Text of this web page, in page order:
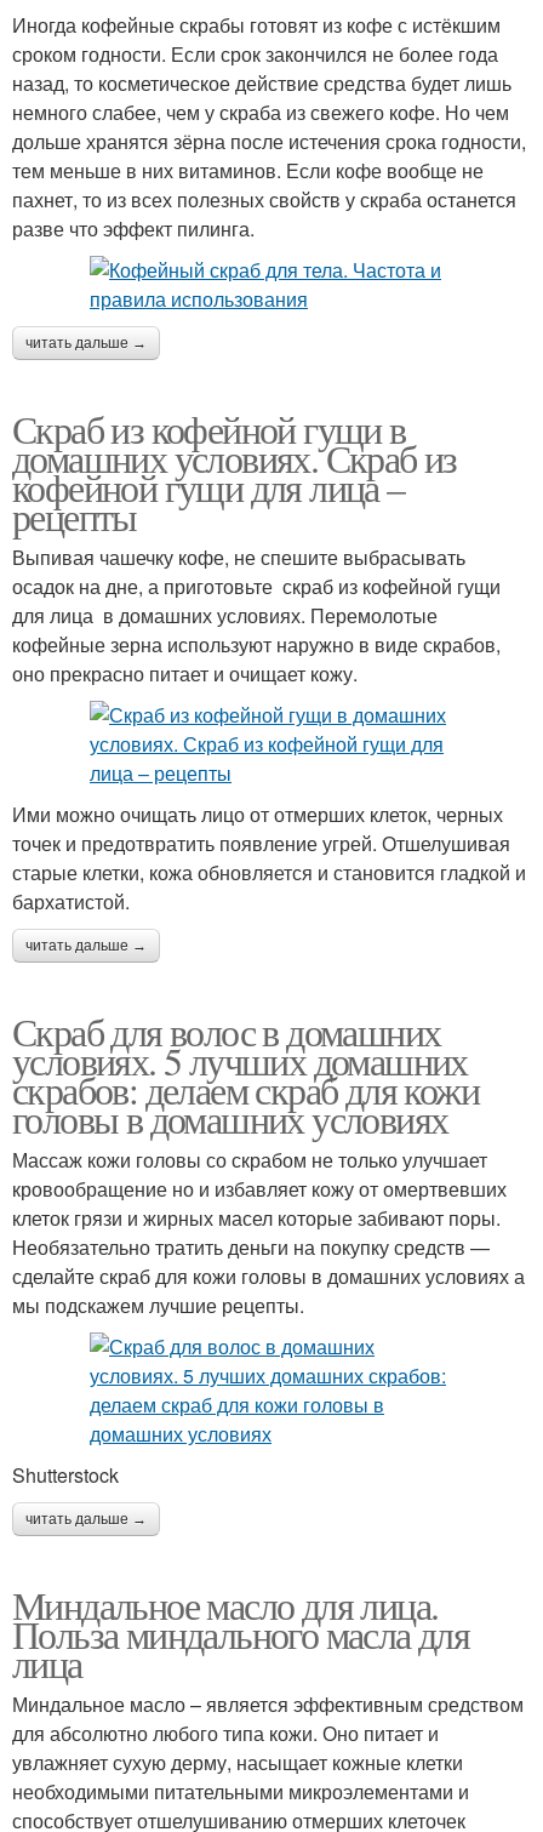
Иногда кофейные скрабы готовят из кофе с истёкшим
сроком годности. Если срок закончился не более года
назад, то косметическое действие средства будет лишь
немного слабее, чем у скраба из свежего кофе. Но чем
дольше хранятся зёрна после истечения срока годности,
тем меньше в них витаминов. Если кофе вообще не
пахнет, то из всех полезных свойств у скраба останется
разве что эффект пилинга.
читать дальше →
Скраб из кофейной гущи в
домашних условиях. Скраб из
кофейной гущи для лица –
рецепты
Выпивая чашечку кофе, не спешите выбрасывать
осадок на дне, а приготовьте скраб из кофейной гущи
для лица в домашних условиях. Перемолотые
кофейные зерна используют наружно в виде скрабов,
оно прекрасно питает и очищает кожу.
Ими можно очищать лицо от отмерших клеток, черных
точек и предотвратить появление угрей. Отшелушивая
старые клетки, кожа обновляется и становится гладкой и
бархатистой.
читать дальше →
Скраб для волос в домашних
условиях. 5 лучших домашних
скрабов: делаем скраб для кожи
головы в домашних условиях
Массаж кожи головы со скрабом не только улучшает
кровообращение но и избавляет кожу от омертвевших
клеток грязи и жирных масел которые забивают поры.
Необязательно тратить деньги на покупку средств —
сделайте скраб для кожи головы в домашних условиях а
мы подскажем лучшие рецепты.
Shutterstock
читать дальше →
Миндальное масло для лица.
Польза миндального масла для
лица
Миндальное масло – является эффективным средством
для абсолютно любого типа кожи. Оно питает и
увлажняет сухую дерму, насыщает кожные клетки
необходимыми питательными микроэлементами и
способствует отшелушиванию отмерших клеточек